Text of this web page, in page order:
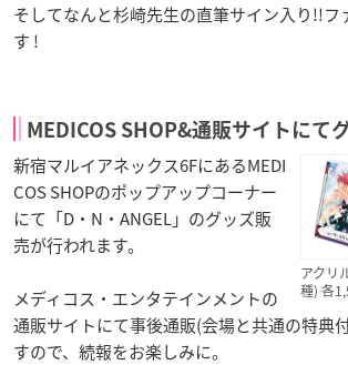
そしてなんと杉崎先生の直筆サイン入り!!フ
す !
MEDICOS SHOP&通販サイトにて
アクリ
種) 各
新宿マルイアネックス6FにあるMEDI
COS SHOPのポップアップコーナー
にて「D・N・ANGEL」のグッズ販
売が行われます。
メディコス・エンタテインメントの
通販サイトにて事後通販(会場と共通の特典
すので、続報をお楽しみに。